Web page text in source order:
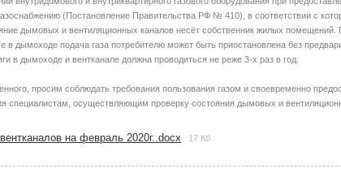
(Постановление Правительства РФ № 410), в соответствии с
дымовых и вентиляционных каналов несёт собственник жилых помещений.
в дымоходе подача газа потребителю может быть приостановлена без
в дымоходе и вентканале должна проводиться не реже 3-х раз в год.
просим соблюдать требования пользования газом и своевременно
специалистам, осуществляющим проверку состояния дымовых и
на февраль 2020г..docx 17 Кб